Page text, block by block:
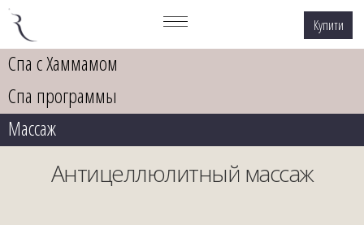
Купити
Спа с Хаммамом
Спа программы
Массаж
Антицеллюлитный массаж